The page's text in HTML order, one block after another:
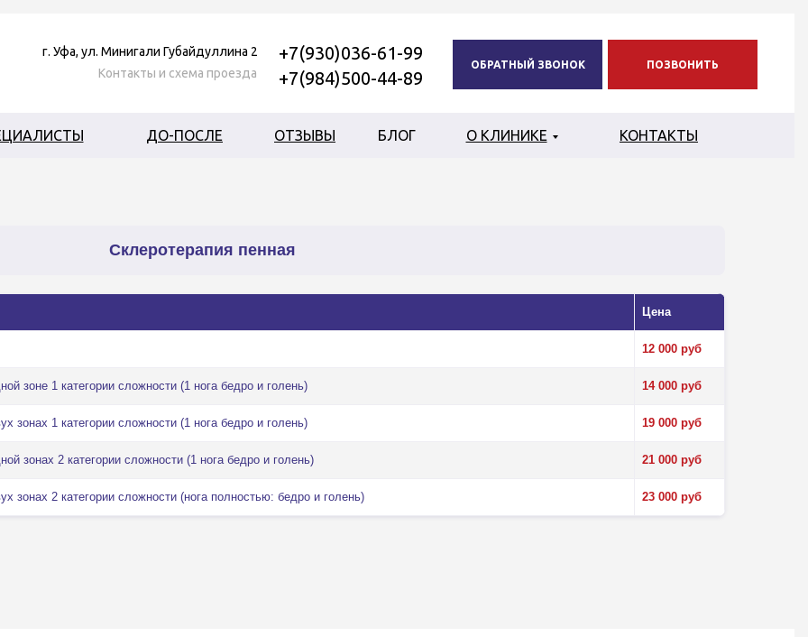
ПОЗВОНИТЬ
ОБРАТНЫЙ ЗВОНОК
+7(984)500-44-89
+7(930)036-61-99
Контакты и схема проезда
г. Уфа, ул. Минигали Губайдуллина 2
КОНТАКТЫ
О КЛИНИКЕ
БЛОГ
ОТЗЫВЫ
ДО-ПОСЛЕ
Склеротерапия пенная
Цена
12 000 руб
зоне 1 категории сложности (1 нога бедро и голень) 14 000 руб
зонах 1 категории сложности (1 нога бедро и голень) 19 000 руб
зонах 2 категории сложности (1 нога бедро и голень) 21 000 руб
зонах 2 категории сложности (нога полностью: бедро и голень) 23 000 руб